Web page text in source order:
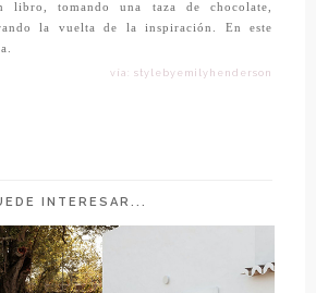
libro, tomando una taza de chocolate,
la vuelta de la inspiración. En este
vía: stylebyemilyhenderson
INTERESAR...